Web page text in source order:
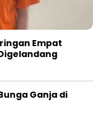
Empat
Ganja di